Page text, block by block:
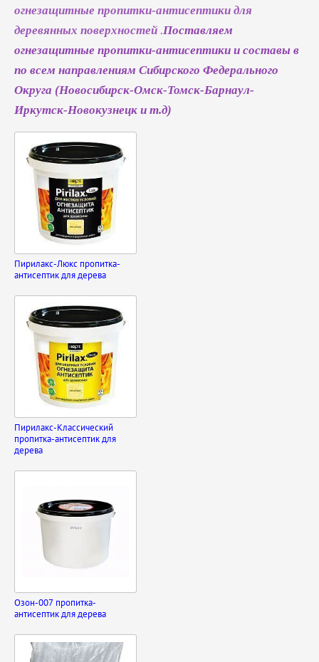
огнезащитные пропитки-антисептики для
деревянных поверхностей .Поставляем
огнезащитные пропитки-антисептики и составы в
по всем направлениям Сибирского Федерального
Округа (Новосибирск-Омск-Томск-Барнаул-
Иркутск-Новокузнецк и т.д)
Пирилакс-Люкс пропитка-
антисептик для дерева
Пирилакс-Классический
пропитка-антисептик для
дерева
Озон-007 пропитка-
антисептик для дерева